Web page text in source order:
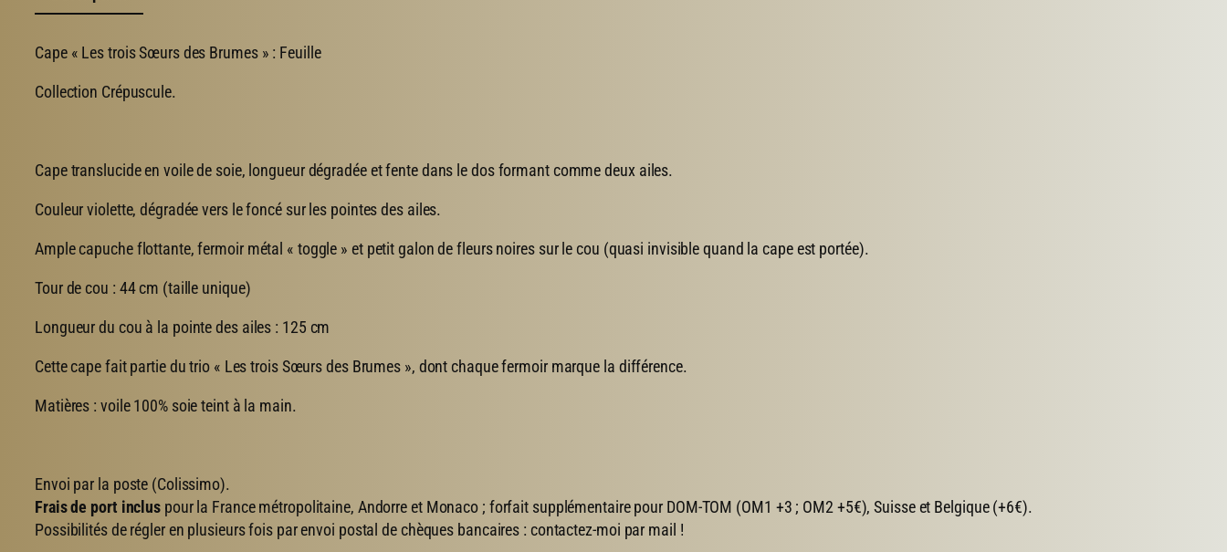
Cape « Les trois Sœurs des Brumes » : Feuille
Collection Crépuscule.
Cape translucide en voile de soie, longueur dégradée et fente dans le dos formant comme deux ailes.
Couleur violette, dégradée vers le foncé sur les pointes des ailes.
Ample capuche flottante, fermoir métal « toggle » et petit galon de fleurs noires sur le cou (quasi invisible quand la cape est portée).
Tour de cou : 44 cm (taille unique)
Longueur du cou à la pointe des ailes : 125 cm
Cette cape fait partie du trio « Les trois Sœurs des Brumes », dont chaque fermoir marque la différence.
Matières : voile 100% soie teint à la main.
Envoi par la poste (Colissimo).
Frais de port inclus pour la France métropolitaine, Andorre et Monaco ; forfait supplémentaire pour DOM-TOM (OM1 +3 ; OM2 +5€), Suisse et Belgique (+6€).
Possibilités de régler en plusieurs fois par envoi postal de chèques bancaires : contactez-moi par mail !